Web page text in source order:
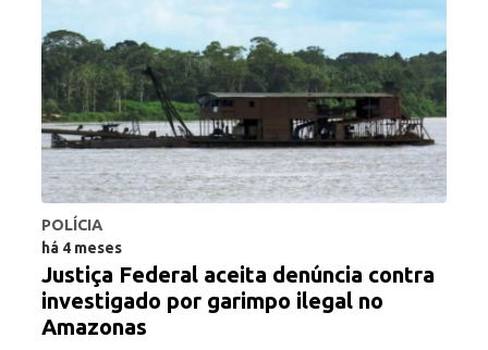
POLÍCIA
há 4 meses
Justiça Federal aceita denúncia contra
investigado por garimpo ilegal no
Amazonas